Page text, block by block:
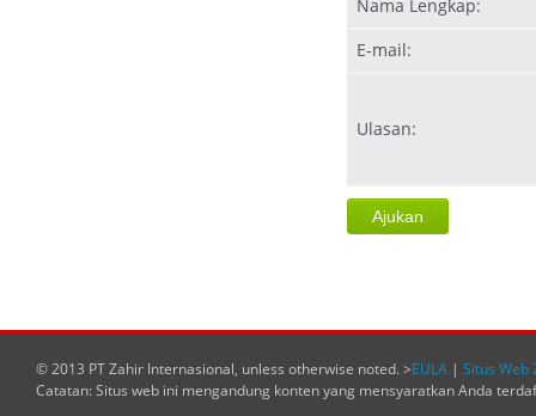
Nama Lengkap:
E-mail:
Ulasan:
© 2013 PT Zahir Internasional, unless otherwise noted. >EULA | Situs Web
Catatan: Situs web ini mengandung konten yang mensyaratkan Anda